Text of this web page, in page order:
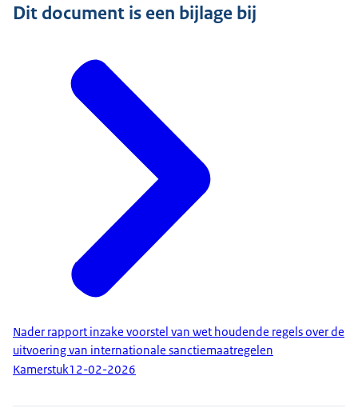
Dit document is een bijlage bij
Nader rapport inzake voorstel van wet houdende regels over de
uitvoering van internationale sanctiemaatregelen
Kamerstuk12-02-2026